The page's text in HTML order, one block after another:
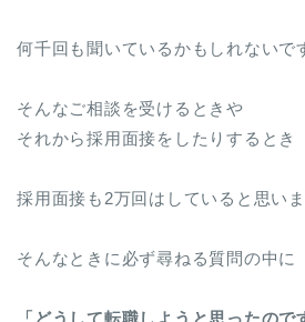
何千回も聞いているかもしれないで
そんなご相談を受けるときや
それから採用面接をしたりするとき
採用面接も2万回はしていると思いま
そんなときに必ず尋ねる質問の中に
「どうして転職しようと思ったので